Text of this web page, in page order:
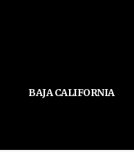
BAJA CALIFORNIA